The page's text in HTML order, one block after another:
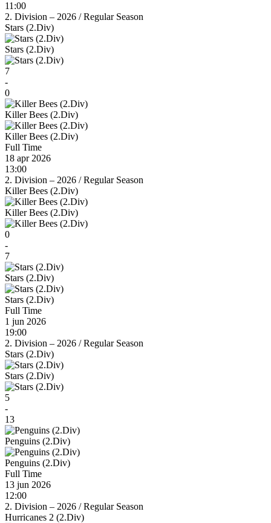
11:00
2. Division – 2026 /Regular Season
Stars (2.Div)
Stars (2.Div)
7
-
0
Killer Bees (2.Div)
Killer Bees (2.Div)
Full Time
18 apr 2026
13:00
2. Division – 2026 /Regular Season
Killer Bees (2.Div)
Killer Bees (2.Div)
0
-
7
Stars (2.Div)
Stars (2.Div)
Full Time
1 jun 2026
19:00
2. Division – 2026 /Regular Season
Stars (2.Div)
Stars (2.Div)
5
-
13
Penguins (2.Div)
Penguins (2.Div)
Full Time
13 jun 2026
12:00
2. Division – 2026 /Regular Season
Hurricanes 2 (2.Div)